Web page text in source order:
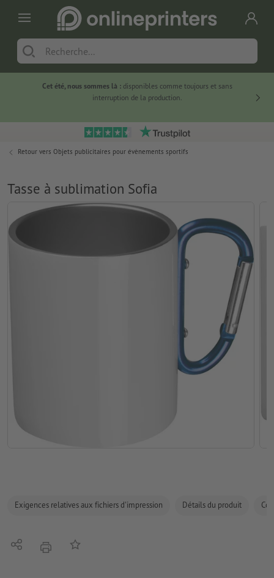
Cet été, nous sommes là :disponibles comme toujours et sans
interruption de la production.
Retour vers Objets publicitaires pour évènements sportifs
Tasse à sublimation Sofia
Exigences relatives aux fichiers d'impression Détails du produit
PartagerimprimerAjouter à liste d'article